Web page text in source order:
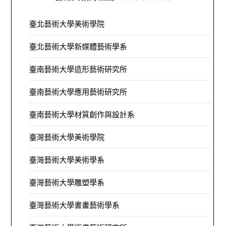
臺北藝術大學美術學院
臺北藝術大學新媒體藝術學系
臺南藝術大學造形藝術研究所
臺南藝術大學應用藝術研究所
臺南藝術大學材質創作與設計系
臺灣藝術大學美術學院
臺灣藝術大學美術學系
臺灣藝術大學雕塑學系
臺灣藝術大學書畫藝術學系